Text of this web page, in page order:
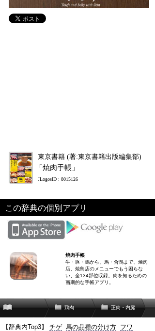
東京書籍 (著:東京書籍出版編集部)
「焼肉手帳」
JLogosID : 8015126
この辞典の個別アプリ
焼肉手帳
牛・豚・鶏から、馬・合鴨まで、焼肉
店、焼鳥店のメニューでもう困らな
い、全134部位収録。肉を知るための
画期的な手帳アプリ。
鶏肉 正肉・内臓
【辞典内Top3】 チゲ 馬の品種の分け方 フワ